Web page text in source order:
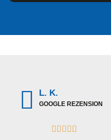
L. K.
GOOGLE REZENSION
    